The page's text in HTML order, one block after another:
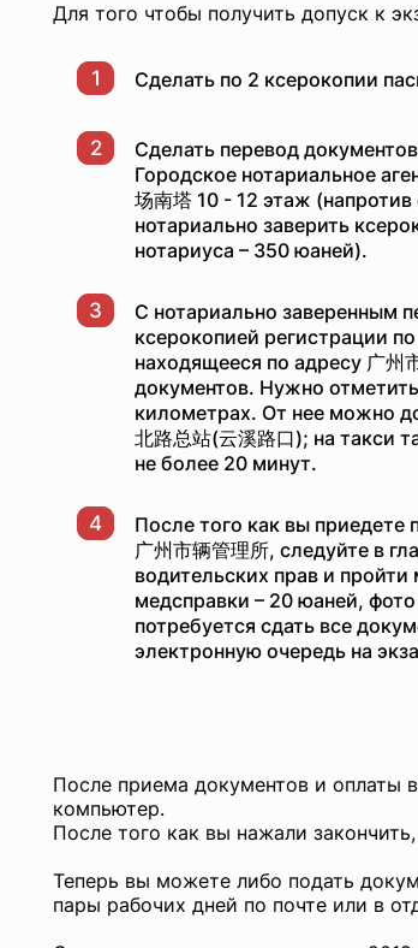
Для того чтобы получить допуск к
1 Сделать по 2 ксерокопии
2
Сделать перевод
Городское нотариальное
场南塔 10 - 12 этаж
нотариально заверить
нотариуса – 350 юаней).
3
С нотариально заверенным
ксерокопией регистрации
находящееся по адресу 广州
документов. Нужно
километрах. От нее можно
北路总站(云溪路口); на такси
не более 20 минут.
4
После того как вы приедете
广州市辆管理所, следуйте в
водительских прав и
медсправки – 20 юаней,
потребуется сдать все
электронную очередь на
После приема документов и оплаты
компьютер.
После того как вы нажали
Теперь вы можете либо подать
пары рабочих дней по почте или в